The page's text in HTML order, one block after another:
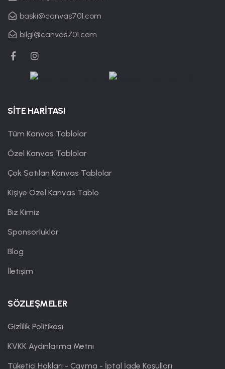
baski@canvas701.com
bilgi@canvas701.com
SİTE HARİTASI
Tüm Kanvas Tablolar
Özel Kanvas Tablolar
Çok Satılan Kanvas Tablolar
Kişiye Özel Kanvas Tablo
Biz Kimiz
Sponsorluklar
Blog
İletişim
SÖZLEŞMELER
Gizlilik Politikası
KVKK Aydınlatma Metni
Tüketici Hakları - Cayma - İptal İade Koşulları